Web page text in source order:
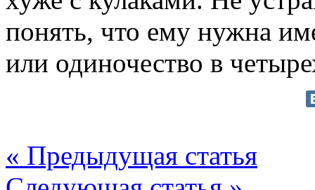
понять, что ему нужна
или одиночество в
« Предыдущая статья